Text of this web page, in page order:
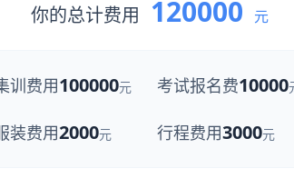
你的总计费用 120000 元
训费用100000元 考试报名费10000
装费用2000元 行程费用3000元